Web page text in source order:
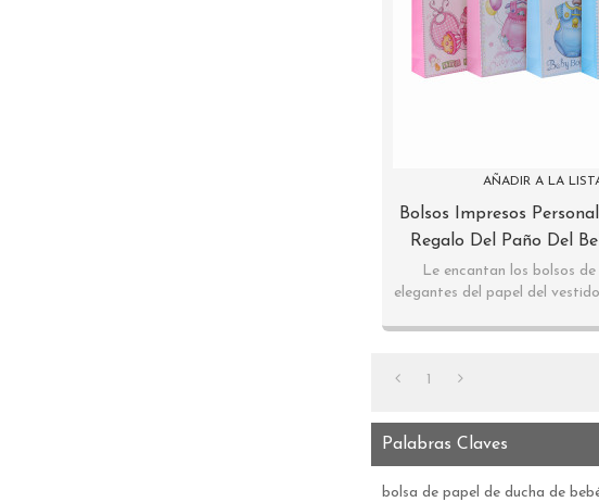
AÑADIR A LA
Bolsos Impresos
Regalo Del Paño Del
Diseños Clasificados En
La Llave
Le encantan los bolsos
elegantes del papel del
1
Palabras Claves
bolsa de papel de ducha de